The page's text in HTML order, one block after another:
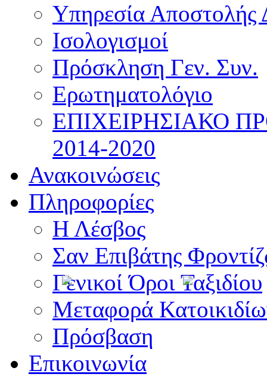
Υπηρεσία Αποστολής
Ισολογισμοί
Πρόσκληση Γεν. Συν.
Ερωτηματολόγιο
ΕΠΙΧΕΙΡΗΣΙΑΚΟ
2014-2020
Ανακοινώσεις
Πληροφορίες
Η Λέσβος
Σαν Επιβάτης
Γενικοί Όροι Ταξιδίου
Μεταφορά
Πρόσβαση
Επικοινωνία